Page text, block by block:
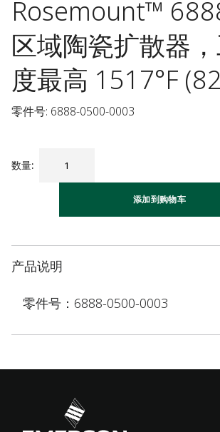
Rosemount™
区域陶瓷扩散器
度最高 1517°F
零件号: 6888-0500-0003
数量:
添加到购物车
产品说明
零件号：6888-0500-0003